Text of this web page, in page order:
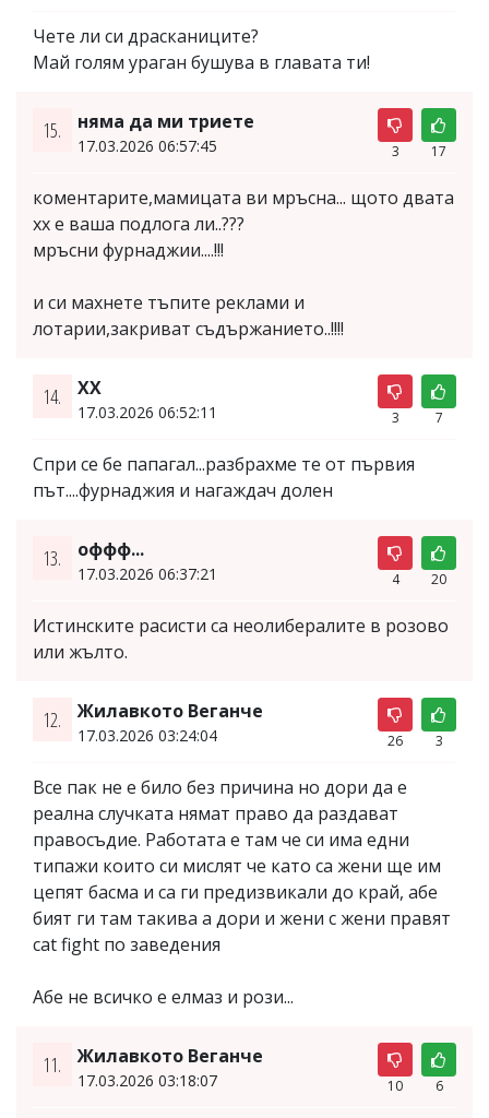
Чете ли си драсканиците?
Май голям ураган бушува в главата ти!
15. няма да ми триете
17.03.2026 06:57:45 3 17
коментарите,мамицата ви мръсна... щото двата
хх е ваша подлога ли..???
мръсни фурнаджии....!!!
и си махнете тъпите реклами и
лотарии,закриват съдържанието..!!!!
14. ХХ
17.03.2026 06:52:11 3 7
Спри се бе папагал...разбрахме те от първия
път....фурнаджия и нагаждач долен
13. оффф...
17.03.2026 06:37:21 4 20
Истинските расисти са неолибералите в розово
или жълто.
12. Жилавкото Веганче
17.03.2026 03:24:04 26 3
Все пак не е било без причина но дори да е
реална случката нямат право да раздават
правосъдие. Работата е там че си има едни
типажи които си мислят че като са жени ще им
цепят басма и са ги предизвикали до край, абе
бият ги там такива а дори и жени с жени правят
cat fight по заведения
Абе не всичко е елмаз и рози...
11. Жилавкото Веганче
17.03.2026 03:18:07 10 6